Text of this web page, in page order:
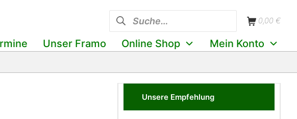
0,00 €
Unser Framo Online Shop Mein Konto
Unsere Empfehlung